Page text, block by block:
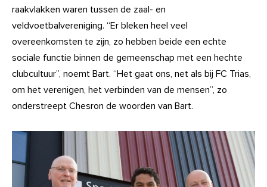
raakvlakken waren tussen de zaal- en
veldvoetbalvereniging. “Er bleken heel veel
overeenkomsten te zijn, zo hebben beide een echte
sociale functie binnen de gemeenschap met een hechte
clubcultuur”, noemt Bart. “Het gaat ons, net als bij FC Trias,
om het verenigen, het verbinden van de mensen”, zo
onderstreept Chesron de woorden van Bart.